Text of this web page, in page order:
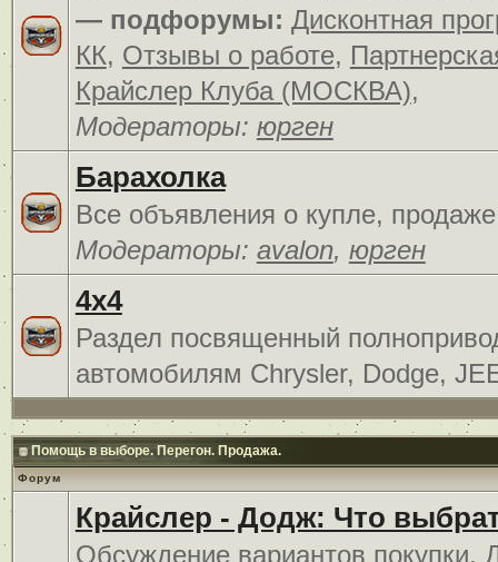
— подфорумы: Дисконтная
КК, Отзывы о работе,
Крайслер Клуба (МОСКВА),
Модераторы: юрген
Барахолка
Все объявления о купле,
Модераторы: avalon, юрген
4x4
Раздел посвященный
автомобилям Chrysler, Dodge,
Помощь в выборе. Перегон. Продажа.
Форум
Крайслер - Додж: Что
Обсуждение вариантов покупки.